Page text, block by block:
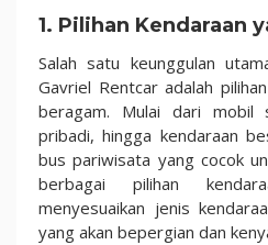
1. Pilihan Kendaraan
Salah satu keunggulan
Gavriel Rentcar adalah
beragam. Mulai dari mobil
pribadi, hingga kendaraan
bus pariwisata yang cocok
berbagai pilihan
menyesuaikan jenis
yang akan bepergian dan